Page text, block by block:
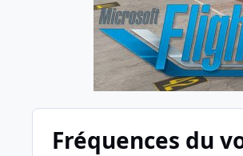
Fréquences du